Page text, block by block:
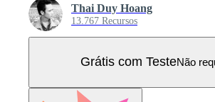
Thai Duy Hoang
13.767 Recursos
Grátis com TesteNão